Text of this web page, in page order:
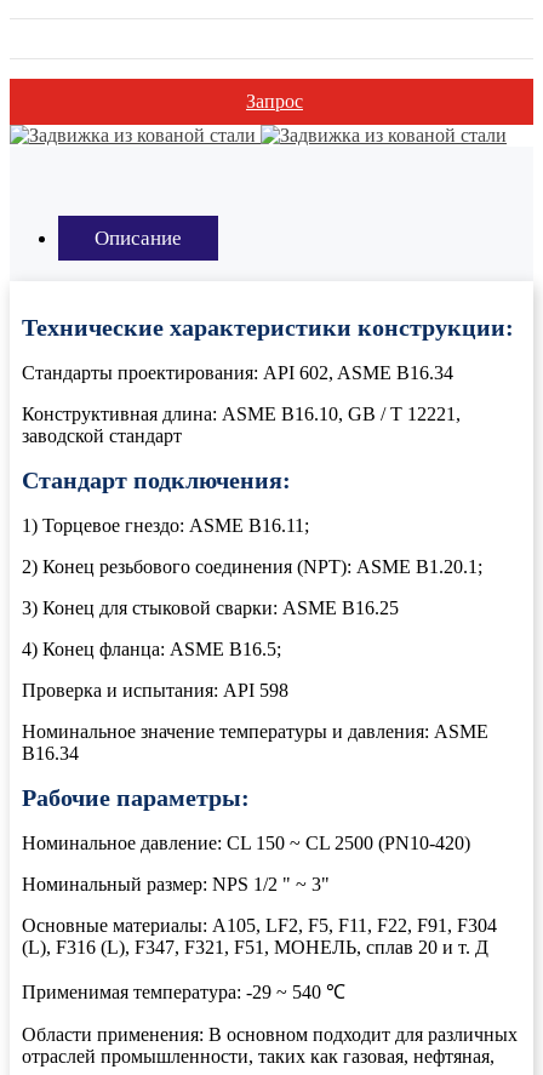
Запрос
Описание
Технические характеристики конструкции:
Стандарты проектирования: API 602, ASME B16.34
Конструктивная длина: ASME B16.10, GB / T 12221,
заводской стандарт
Стандарт подключения:
1) Торцевое гнездо: ASME B16.11;
2) Конец резьбового соединения (NPT): ASME B1.20.1;
3) Конец для стыковой сварки: ASME B16.25
4) Конец фланца: ASME B16.5;
Проверка и испытания: API 598
Номинальное значение температуры и давления: ASME
B16.34
Рабочие параметры:
Номинальное давление: CL 150 ~ CL 2500 (PN10-420)
Номинальный размер: NPS 1/2 " ~ 3"
Основные материалы: A105, LF2, F5, F11, F22, F91, F304
(L), F316 (L), F347, F321, F51, МОНЕЛЬ, сплав 20 и т. Д
Применимая температура: -29 ~ 540 ℃
Области применения: В основном подходит для различных
отраслей промышленности, таких как газовая, нефтяная,